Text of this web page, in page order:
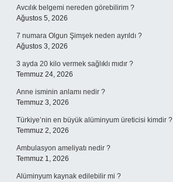
Avcılık belgemi nereden görebilirim ?
Ağustos 5, 2026
7 numara Olgun Şimşek neden ayrıldı ?
Ağustos 3, 2026
3 ayda 20 kilo vermek sağlıklı mıdır ?
Temmuz 24, 2026
Anne isminin anlamı nedir ?
Temmuz 3, 2026
Türkiye’nin en büyük alüminyum üreticisi kimdir ?
Temmuz 2, 2026
Ambulasyon ameliyatı nedir ?
Temmuz 1, 2026
Alüminyum kaynak edilebilir mi ?